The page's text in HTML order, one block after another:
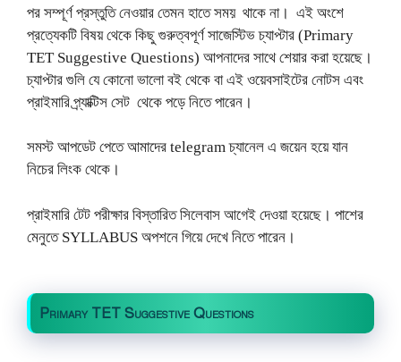
পর সম্পূর্ণ প্রস্তুতি নেওয়ার তেমন হাতে সময় থাকে না। এই অংশে
প্রত্যেকটি বিষয় থেকে কিছু গুরুত্বপূর্ণ সাজেস্টিভ চ্যাপ্টার (Primary
TET Suggestive Questions) আপনাদের সাথে শেয়ার করা হয়েছে।
চ্যাপ্টার গুলি যে কোনো ভালো বই থেকে বা এই ওয়েবসাইটের নোটস এবং
প্রাইমারি প্র্যাক্টিস সেট থেকে পড়ে নিতে পারেন।
সমস্ট আপডেট পেতে আমাদের telegram চ্যানেল এ জয়েন হয়ে যান
নিচের লিংক থেকে।
প্রাইমারি টেট পরীক্ষার বিস্তারিত সিলেবাস আগেই দেওয়া হয়েছে। পাশের
মেনুতে SYLLABUS অপশনে গিয়ে দেখে নিতে পারেন।
Primary TET Suggestive Questions